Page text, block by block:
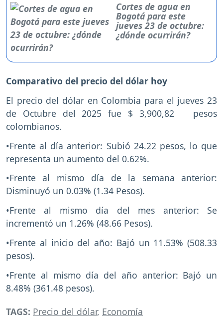
Cortes de agua en
Bogotá para este
jueves 23 de octubre:
¿dónde ocurrirán?
Comparativo del precio del dólar hoy
El precio del dólar en Colombia para el jueves 23
de Octubre del 2025 fue $ 3,900,82 pesos
colombianos.
•Frente al día anterior: Subió 24.22 pesos, lo que
representa un aumento del 0.62%.
•Frente al mismo día de la semana anterior:
Disminuyó un 0.03% (1.34 Pesos).
•Frente al mismo día del mes anterior: Se
incrementó un 1.26% (48.66 Pesos).
•Frente al inicio del año: Bajó un 11.53% (508.33
pesos).
•Frente al mismo día del año anterior: Bajó un
8.48% (361.48 pesos).
TAGS: Precio del dólar, Economía